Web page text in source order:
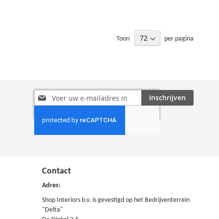
Toon per pagina
Abonneer
u
onze
nieuwsbrief
Inschrijven
Contact
Adres:
Shop Interiors b.v. is gevestigd op het Bedrijventerrein
"Delta"